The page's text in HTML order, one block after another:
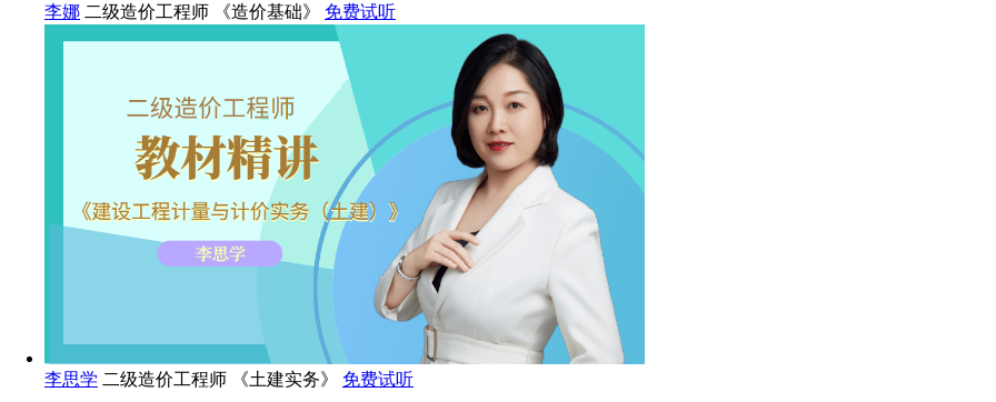
李娜 二级造价工程师 《造价基础》 免费试听
李思学 二级造价工程师 《土建实务》 免费试听